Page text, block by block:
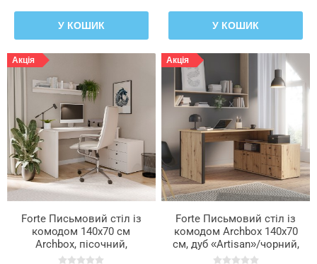
У КОШИК У КОШИК
Акція
Forte Письмовий стіл із
комодом 140x70 см
Archbox, пісочний,
T2KB231L-U60
Акція
Forte Письмовий стіл із
комодом Archbox 140x70
см, дуб «Artisan»/чорний,
T2KB231L-M625